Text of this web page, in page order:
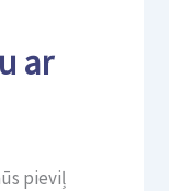
ar
pieviļ